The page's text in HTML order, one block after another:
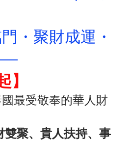
・聚財成運・
】
國最受敬奉的華人財
雙聚、貴人扶持、事